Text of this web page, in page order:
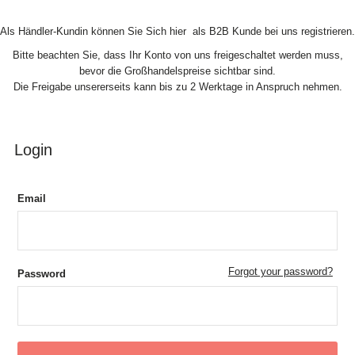
Als Händler-Kundin können Sie Sich hier als B2B Kunde bei uns registrieren.
Bitte beachten Sie, dass Ihr Konto von uns freigeschaltet werden muss,
bevor die Großhandelspreise sichtbar sind.
Die Freigabe unsererseits kann bis zu 2 Werktage in Anspruch nehmen.
Login
Email
Password Forgot your password?